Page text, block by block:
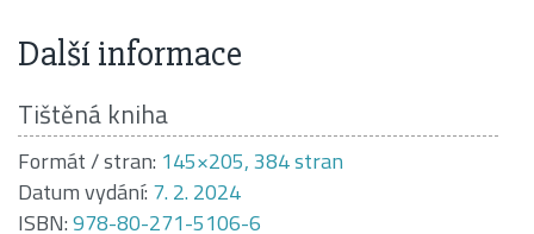
Další informace
Tištěná kniha
Formát / stran: 145×205, 384 stran
Datum vydání: 7. 2. 2024
ISBN:978-80-271-5106-6